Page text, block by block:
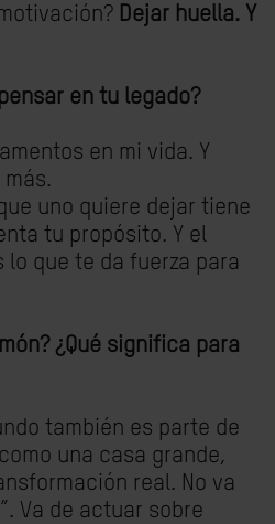
Dejar huella. Y
en tu legado?
en mi vida. Y
uno quiere dejar tiene
tu propósito. Y el
que te da fuerza para
¿Qué significa para
también es parte de
una casa grande,
real. No va
Va de actuar sobre